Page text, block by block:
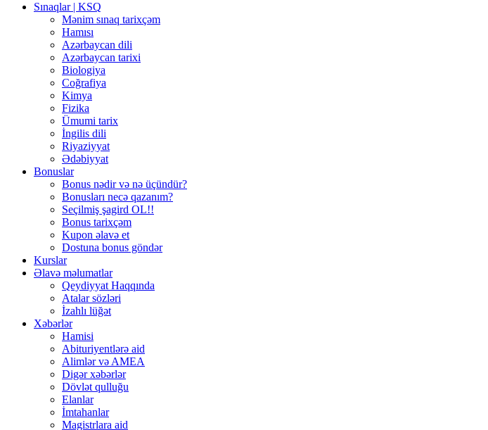
Sınaqlar | KSQ
Mənim sınaq tarixçəm
Hamısı
Azərbaycan dili
Azərbaycan tarixi
Biologiya
Coğrafiya
Kimya
Fizika
Ümumi tarix
İngilis dili
Riyaziyyat
Ədəbiyyat
Bonuslar
Bonus nədir və nə üçündür?
Bonusları necə qazanım?
Seçilmiş şagird OL!!
Bonus tarixçəm
Kupon əlavə et
Dostuna bonus göndər
Kurslar
Əlavə məlumatlar
Qeydiyyat Haqqında
Atalar sözləri
İzahlı lüğət
Xəbərlər
Hamisi
Abituriyentlərə aid
Alimlər və AMEA
Digər xəbərlər
Dövlət qulluğu
Elanlar
İmtahanlar
Magistrlara aid